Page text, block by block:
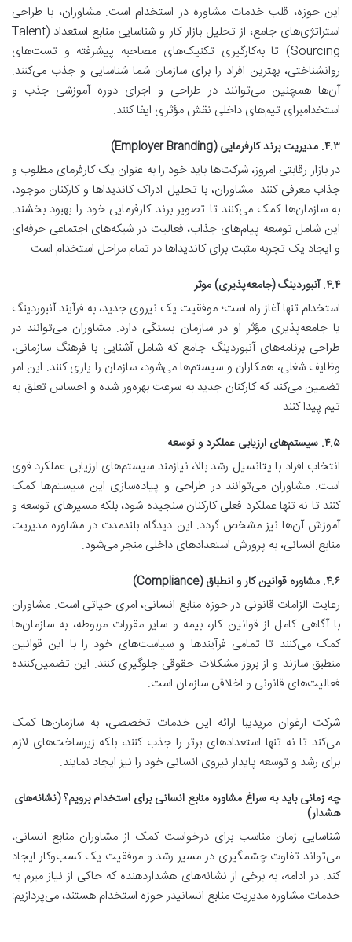
این حوزه، قلب خدمات مشاوره در استخدام است. مشاوران، با طراحی
استراتژی‌های جامع، از تحلیل بازار کار و شناسایی منابع استعداد (Talent
Sourcing) تا به‌کارگیری تکنیک‌های مصاحبه پیشرفته و تست‌های
روانشناختی، بهترین افراد را برای سازمان شما شناسایی و جذب می‌کنند.
آن‌ها همچنین می‌توانند در طراحی و اجرای دوره آموزشی جذب و
استخدامبرای تیم‌های داخلی نقش مؤثری ایفا کنند.
۴.۳. مدیریت برند کارفرمایی (Employer Branding)
در بازار رقابتی امروز، شرکت‌ها باید خود را به عنوان یک کارفرمای مطلوب و
جذاب معرفی کنند. مشاوران، با تحلیل ادراک کاندیداها و کارکنان موجود،
به سازمان‌ها کمک می‌کنند تا تصویر برند کارفرمایی خود را بهبود بخشند.
این شامل توسعه پیام‌های جذاب، فعالیت در شبکه‌های اجتماعی حرفه‌ای
و ایجاد یک تجربه مثبت برای کاندیداها در تمام مراحل استخدام است.
۴.۴. آنبوردینگ (جامعه‌پذیری) موثر
استخدام تنها آغاز راه است؛ موفقیت یک نیروی جدید، به فرآیند آنبوردینگ
یا جامعه‌پذیری مؤثر او در سازمان بستگی دارد. مشاوران می‌توانند در
طراحی برنامه‌های آنبوردینگ جامع که شامل آشنایی با فرهنگ سازمانی،
وظایف شغلی، همکاران و سیستم‌ها می‌شود، سازمان را یاری کنند. این امر
تضمین می‌کند که کارکنان جدید به سرعت بهره‌ور شده و احساس تعلق به
تیم پیدا کنند.
۴.۵. سیستم‌های ارزیابی عملکرد و توسعه
انتخاب افراد با پتانسیل رشد بالا، نیازمند سیستم‌های ارزیابی عملکرد قوی
است. مشاوران می‌توانند در طراحی و پیاده‌سازی این سیستم‌ها کمک
کنند تا نه تنها عملکرد فعلی کارکنان سنجیده شود، بلکه مسیرهای توسعه و
آموزش آن‌ها نیز مشخص گردد. این دیدگاه بلندمدت در مشاوره مدیریت
منابع انسانی، به پرورش استعدادهای داخلی منجر می‌شود.
۴.۶. مشاوره قوانین کار و انطباق (Compliance)
رعایت الزامات قانونی در حوزه منابع انسانی، امری حیاتی است. مشاوران
با آگاهی کامل از قوانین کار، بیمه و سایر مقررات مربوطه، به سازمان‌ها
کمک می‌کنند تا تمامی فرآیندها و سیاست‌های خود را با این قوانین
منطبق سازند و از بروز مشکلات حقوقی جلوگیری کنند. این تضمین‌کننده
فعالیت‌های قانونی و اخلاقی سازمان است.
شرکت ارغوان مریدیبا ارائه این خدمات تخصصی، به سازمان‌ها کمک
می‌کند تا نه تنها استعدادهای برتر را جذب کنند، بلکه زیرساخت‌های لازم
برای رشد و توسعه پایدار نیروی انسانی خود را نیز ایجاد نمایند.
چه زمانی باید به سراغ مشاوره منابع انسانی برای استخدام برویم؟ (نشانه‌های
هشدار)
شناسایی زمان مناسب برای درخواست کمک از مشاوران منابع انسانی،
می‌تواند تفاوت چشمگیری در مسیر رشد و موفقیت یک کسب‌وکار ایجاد
کند. در ادامه، به برخی از نشانه‌های هشداردهنده که حاکی از نیاز مبرم به
خدمات مشاوره مدیریت منابع انسانیدر حوزه استخدام هستند، می‌پردازیم: